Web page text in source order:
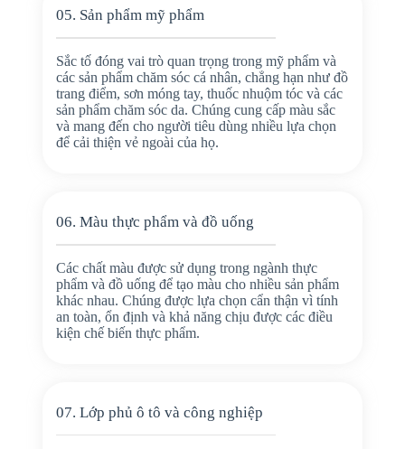
05. Sản phẩm mỹ phẩm
Sắc tố đóng vai trò quan trọng trong mỹ phẩm và
các sản phẩm chăm sóc cá nhân, chẳng hạn như đồ
trang điểm, sơn móng tay, thuốc nhuộm tóc và các
sản phẩm chăm sóc da. Chúng cung cấp màu sắc
và mang đến cho người tiêu dùng nhiều lựa chọn
để cải thiện vẻ ngoài của họ.
06. Màu thực phẩm và đồ uống
Các chất màu được sử dụng trong ngành thực
phẩm và đồ uống để tạo màu cho nhiều sản phẩm
khác nhau. Chúng được lựa chọn cẩn thận vì tính
an toàn, ổn định và khả năng chịu được các điều
kiện chế biến thực phẩm.
07. Lớp phủ ô tô và công nghiệp